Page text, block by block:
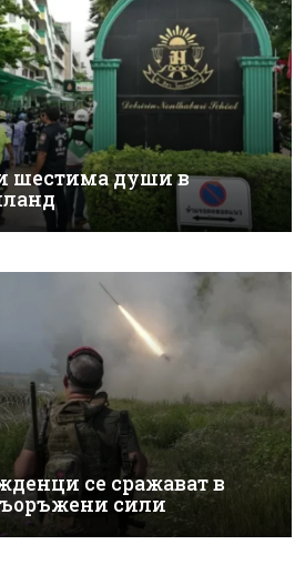
шестима души в
се сражават в
сили